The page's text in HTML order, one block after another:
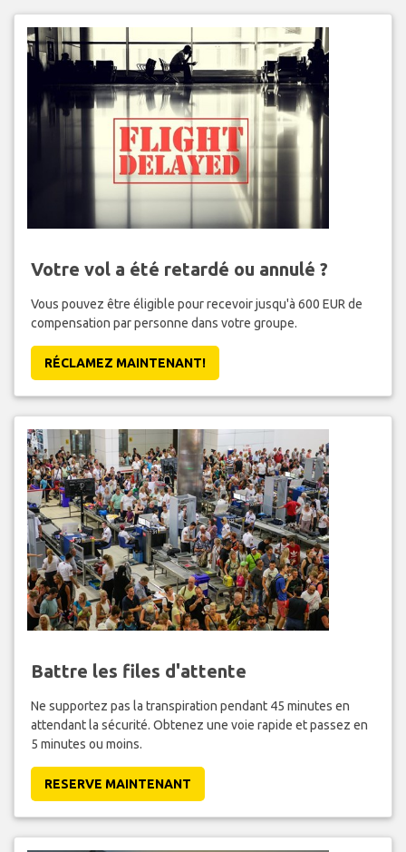
Votre vol a été retardé ou annulé ?
Vous pouvez être éligible pour recevoir jusqu'à 600 EUR de
compensation par personne dans votre groupe.
RÉCLAMEZ MAINTENANT!
Battre les files d'attente
Ne supportez pas la transpiration pendant 45 minutes en
attendant la sécurité. Obtenez une voie rapide et passez en
5 minutes ou moins.
RESERVE MAINTENANT